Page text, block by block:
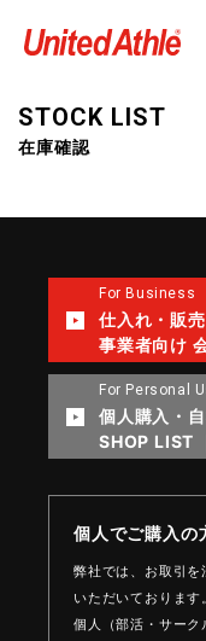
STOCK LIST
在庫確認
For Business
仕入れ・販
事業者向け
For Personal
個人購入・
SHOP LIST
個人でご購入の
弊社では、お取引
いただいております
個人（部活・サー